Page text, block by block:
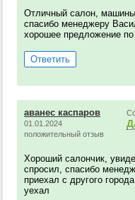
Отличный салон, машины
спасибо менеджеру
хорошее предложение
Ответить
аванес каспаров
01.01.2024
положительный отзыв
Хороший салончик,
спросил, спасибо
приехал с другого
уехал